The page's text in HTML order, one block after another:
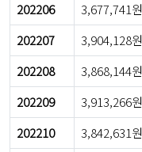
202206
3,677,741원
202207
3,904,128원
202208
3,868,144원
202209
3,913,266원
202210
3,842,631원